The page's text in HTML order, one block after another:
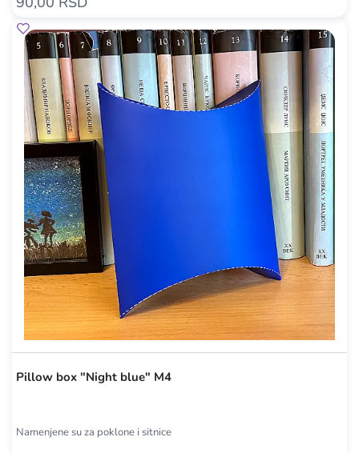
Pillow box "Night blue" M4
Namenjene su za poklone i sitnice